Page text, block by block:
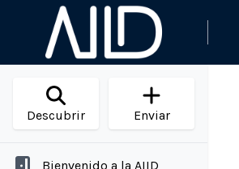
Descubrir Enviar
Bienvenido a la AIID